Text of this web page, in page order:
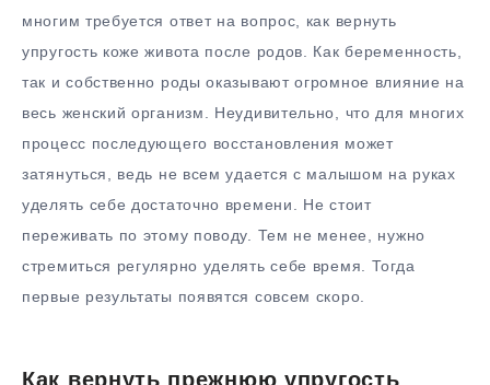
многим требуется ответ на вопрос, как вернуть
упругость коже живота после родов. Как беременность,
так и собственно роды оказывают огромное влияние на
весь женский организм. Неудивительно, что для многих
процесс последующего восстановления может
затянуться, ведь не всем удается с малышом на руках
уделять себе достаточно времени. Не стоит
переживать по этому поводу. Тем не менее, нужно
стремиться регулярно уделять себе время. Тогда
первые результаты появятся совсем скоро.
Как вернуть прежнюю упругость